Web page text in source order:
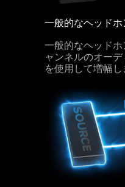
一般的なヘッドホ
一般的なヘッド
ャンネルのオー
を使用して増幅し